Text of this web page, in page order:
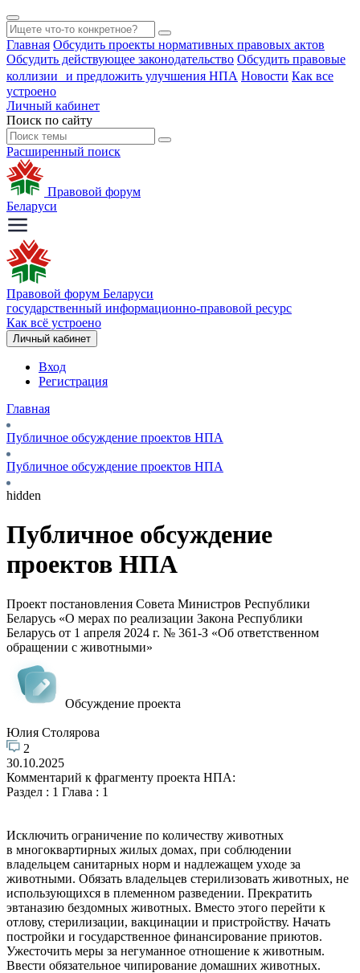
Главная Обсудить проекты нормативных правовых актов
Обсудить действующее законодательство Обсудить правовые
коллизии и предложить улучшения НПА Новости Как все
устроено
Личный кабинет
Поиск по сайту
Расширенный поиск
Правовой форум
Беларуси
Правовой форум Беларуси
государственный информационно-правовой ресурс
Как всё устроено
Личный кабинет
Вход
Регистрация
Главная
Публичное обсуждение проектов НПА
Публичное обсуждение проектов НПА
hidden
Публичное обсуждение
проектов НПА
Проект постановления Совета Министров Республики
Беларусь «О мерах по реализации Закона Республики
Беларусь от 1 апреля 2024 г. № 361-З «Об ответственном
обращении с животными»
Обсуждение проекта
Юлия Столярова
2
30.10.2025
Комментарий к фрагменту проекта НПА:
Раздел : 1 Глава : 1
Исключить ограничение по количеству животных
в многоквартирных жилых домах, при соблюдении
владельцем санитарных норм и надлежащем уходе за
животными. Обязать владельцев стерилизовать животных, не
использующихся в племенном разведении. Прекратить
эвтаназию бездомных животных. Вместо этого перейти к
отлову, стерилизации, вакцинации и пристройству. Начать
постройки и государственное финансирование приютов.
Ужесточить меры за негуманное отношение к животным.
Ввести обязательное чипирование домашних животных.